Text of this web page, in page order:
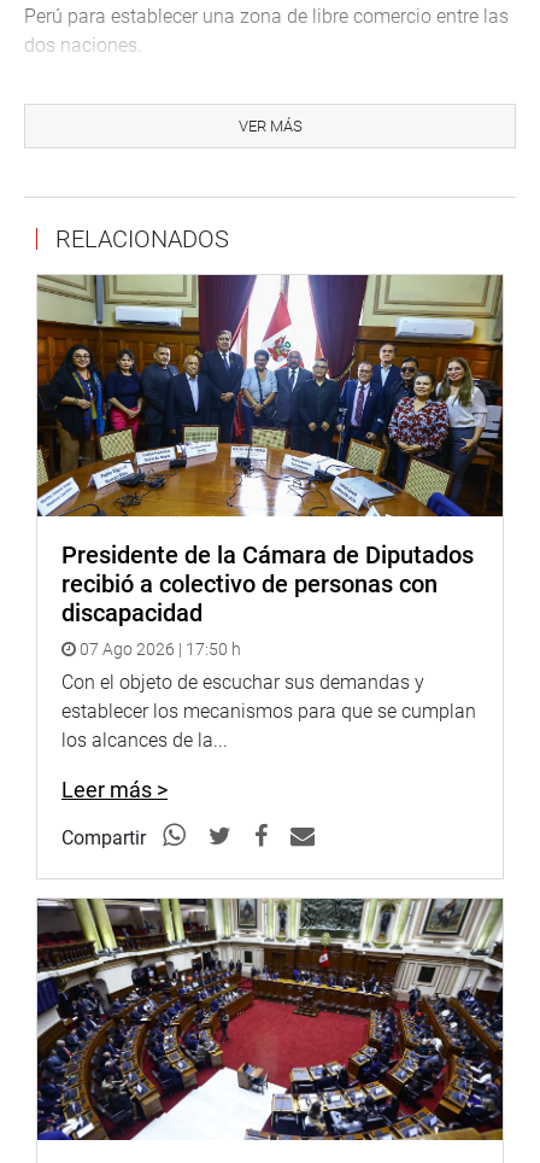
Perú para establecer una zona de libre comercio entre las
dos naciones.
Congreso, resaltó las buenas relaciones bilaterales entre
Alemania y el Perú, así como la cooperación en ciencia,
PRENSA – CONGRESO 10-11-2017
Puede encontrar más información en nuestra página web
y redes sociales.
http://www.congreso.gob.pe/
Facebook:
https://www.facebook.com/congresodelarepublicadelperu?
fref=ts
Twitter:
https://twitter.com/congresoperu
https://twitter.com/congresoperu>
Youtube:http://www.youtube.com/congresoperu
Soundcloud:https://soundcloud.com/radiocongreso
https://soundcloud.com/radiocongreso>
Sistema de Archivo Fotográfico (SAF):
http://www4.congreso.gob.pe/fotografia.asp
VER MÁS
RELACIONADOS
Presidente de la Cámara de Diputados
recibió a colectivo de personas con
discapacidad
07 Ago 2026 | 17:50 h
Con el objeto de escuchar sus demandas y
establecer los mecanismos para que se cumplan
los alcances de la...
Leer más >
Compartir